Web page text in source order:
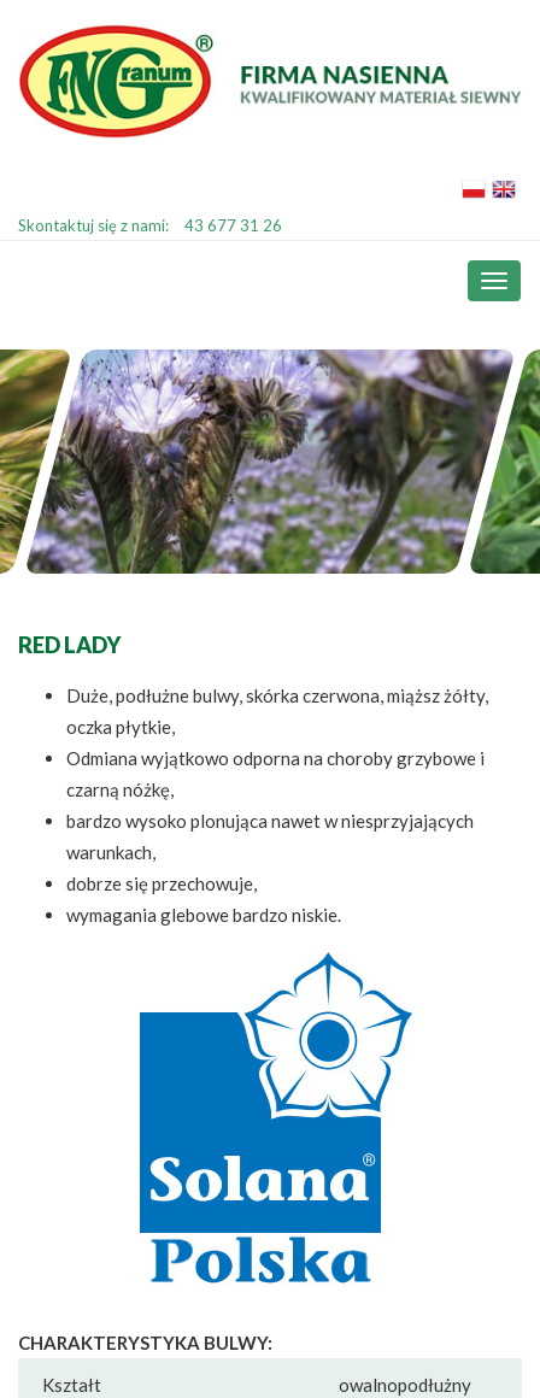
Skontaktuj się z nami: 43 677 31 26
RED LADY
Duże, podłużne bulwy, skórka czerwona, miąższ żółty,
oczka płytkie,
Odmiana wyjątkowo odporna na choroby grzybowe i
czarną nóżkę,
bardzo wysoko plonująca nawet w niesprzyjających
warunkach,
dobrze się przechowuje,
wymagania glebowe bardzo niskie.
CHARAKTERYSTYKA BULWY:
Kształt
owalnopodłużny